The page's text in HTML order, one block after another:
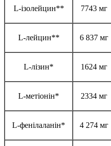
L-ізолейцин** 7743 мг
L-лейцин** 6 837 мг
L-лізин* 1624 мг
L-метіонін* 2334 мг
L-фенілаланін* 4 274 мг